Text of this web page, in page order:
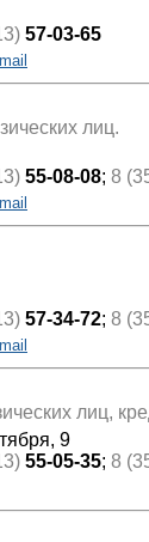
57-03-65
лиц.
55-08-08; 8
57-34-72; 8
лиц,
9
55-05-35; 8